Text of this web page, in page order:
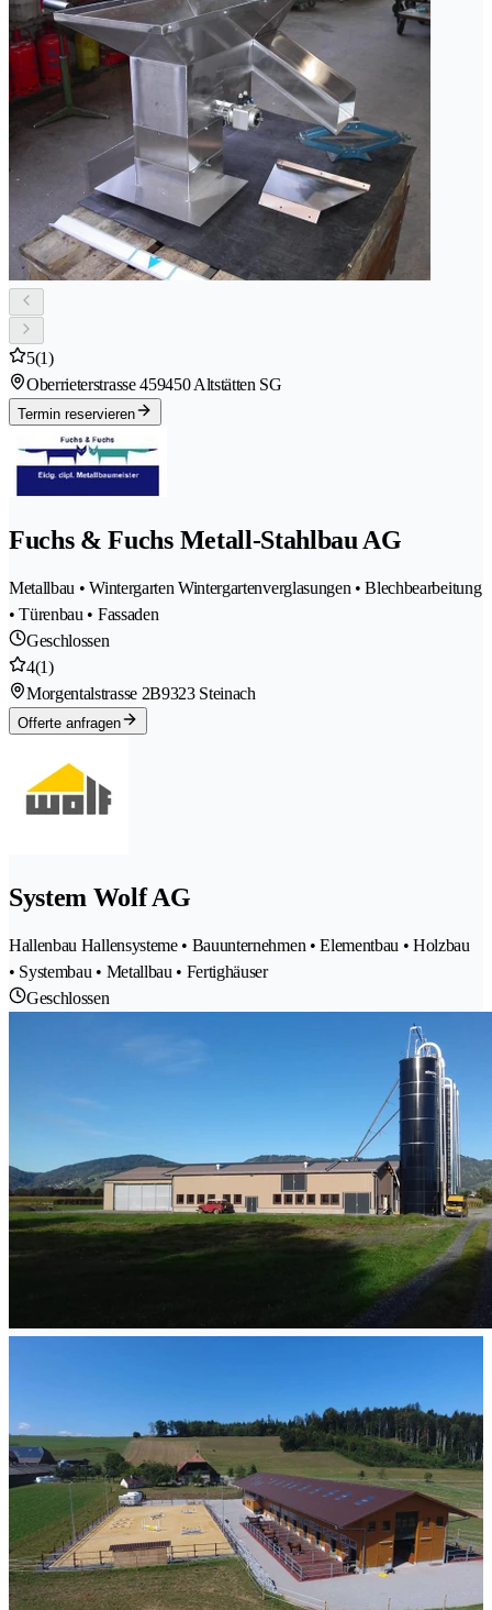
5(1)
Oberrieterstrasse 459450 Altstätten SG
Termin reservieren
Fuchs & Fuchs Metall-Stahlbau AG
Metallbau • Wintergarten Wintergartenverglasungen • Blechbearbeitung
• Türenbau • Fassaden
Geschlossen
4(1)
Morgentalstrasse 2B9323 Steinach
Offerte anfragen
System Wolf AG
Hallenbau Hallensysteme • Bauunternehmen • Elementbau • Holzbau
• Systembau • Metallbau • Fertighäuser
Geschlossen